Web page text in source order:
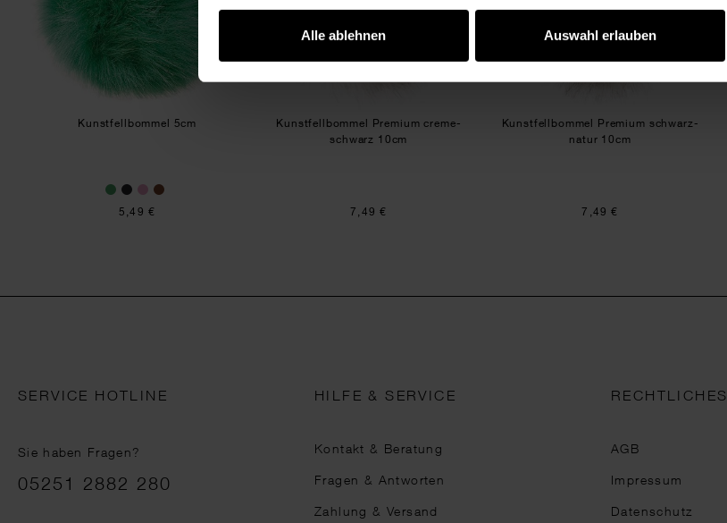
Alle ablehnen Auswahl erlauben
Kunstfellbommel 5cm
5,49 €
Kunstfellbommel Premium creme-
schwarz 10cm
7,49 €
Kunstfellbommel Premium schwarz-
natur 10cm
7,49 €
SERVICE HOTLINE
Sie haben Fragen?
Telefonnummer
05251 2882 280
HILFE & SERVICE
Kontakt & Beratung
Fragen & Antworten
Zahlung & Versand
RECHTLICHES
AGB
Impressum
Datenschutz